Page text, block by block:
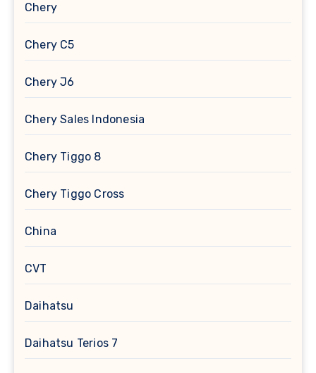
Chery
Chery C5
Chery J6
Chery Sales Indonesia
Chery Tiggo 8
Chery Tiggo Cross
China
CVT
Daihatsu
Daihatsu Terios 7